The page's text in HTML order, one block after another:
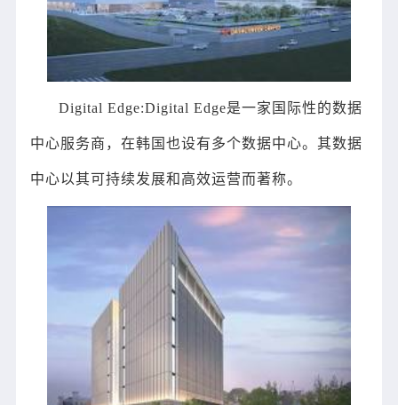
Digital Edge:Digital Edge是一家国际性的数据
中心服务商，在韩国也设有多个数据中心。其数据
中心以其可持续发展和高效运营而著称。